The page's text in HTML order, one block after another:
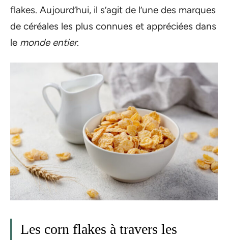
flakes. Aujourd’hui, il s’agit de l’une des marques
de céréales les plus connues et appréciées dans
le monde entier.
Les corn flakes à travers les